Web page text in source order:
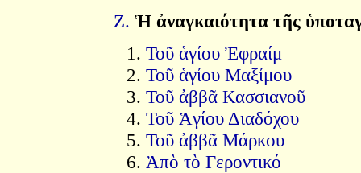
Ζ. Ἡ ἀναγκαιότητα τῆς
Τοῦ ἁγίου Ἐφραίμ
Τοῦ ἁγίου Μαξίμου
Τοῦ ἀββᾶ Κασσιανοῦ
Τοῦ Ἁγίου Διαδόχου
Τοῦ ἀββᾶ Μάρκου
Ἀπὸ τὸ Γεροντικό